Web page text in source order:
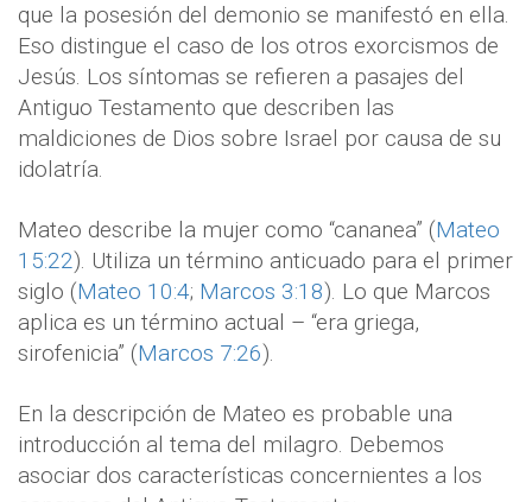
que la posesión del demonio se manifestó en ella.
Eso distingue el caso de los otros exorcismos de
Jesús. Los síntomas se refieren a pasajes del
Antiguo Testamento que describen las
maldiciones de Dios sobre Israel por causa de su
idolatría.
Mateo describe la mujer como “cananea” (Mateo
15:22). Utiliza un término anticuado para el primer
siglo (Mateo 10:4; Marcos 3:18). Lo que Marcos
aplica es un término actual – “era griega,
sirofenicia” (Marcos 7:26).
En la descripción de Mateo es probable una
introducción al tema del milagro. Debemos
asociar dos características concernientes a los